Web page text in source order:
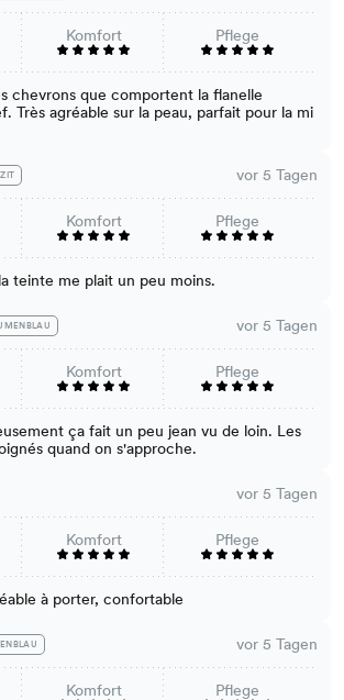
Komfort Pflege
chevrons que comportent la flanelle
Très agréable sur la peau, parfait pour la mi
vor 5 Tagen
Komfort Pflege
teinte me plait un peu moins.
vor 5 Tagen
Komfort Pflege
ça fait un peu jean vu de loin. Les
quand on s'approche.
vor 5 Tagen
Komfort Pflege
à porter, confortable
vor 5 Tagen
Komfort Pflege